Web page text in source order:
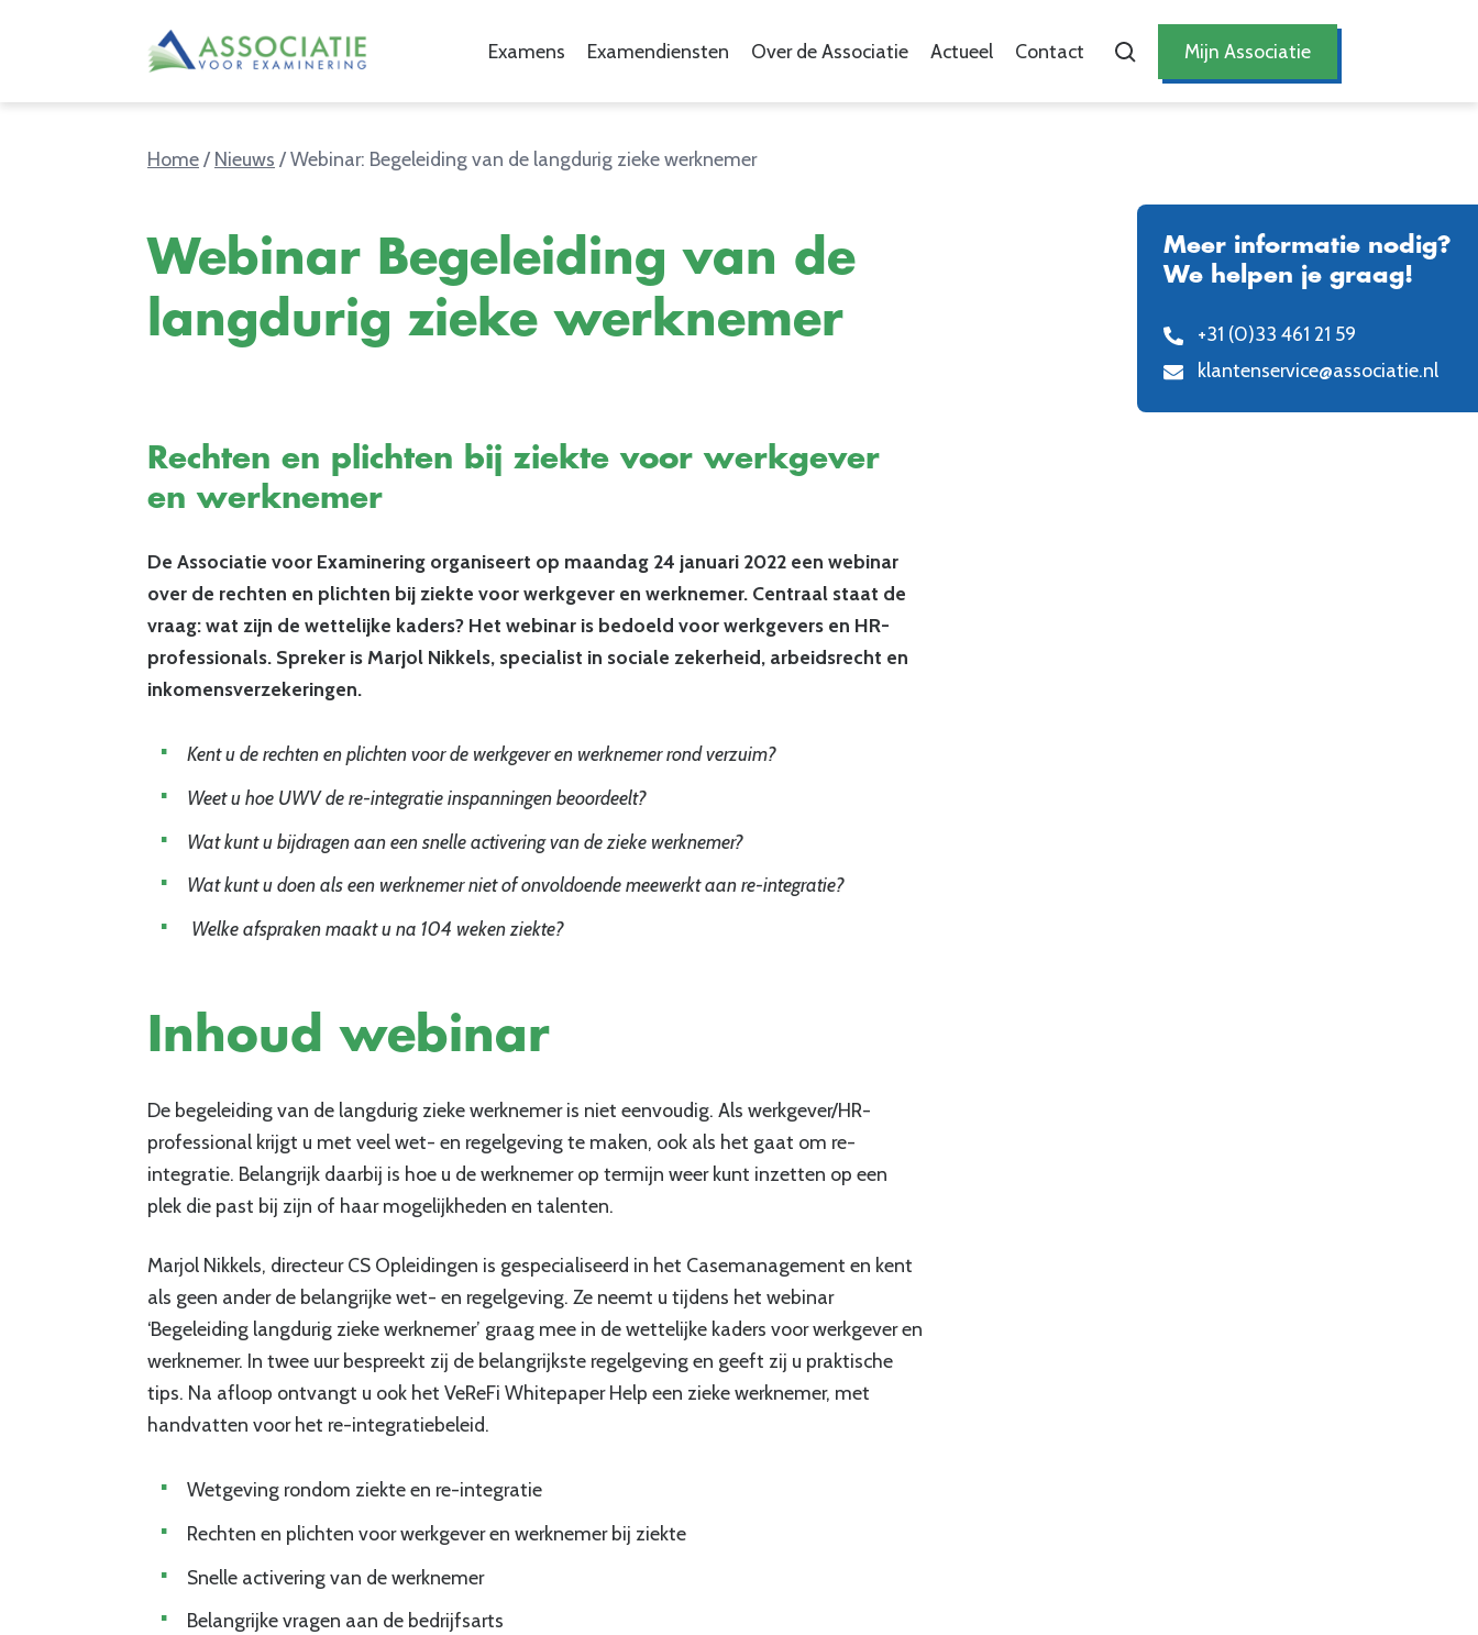
Mijn Associatie
Examens Examendiensten Over de Associatie Actueel Contact
Home/ Nieuws /Webinar: Begeleiding van de langdurig zieke werknemer
Webinar Begeleiding van de
langdurig zieke werknemer
Meer informatie nodig?
We helpen je graag!
+31 (0)33 461 21 59
klantenservice@associatie.nl
Rechten en plichten bij ziekte voor werkgever
en werknemer
De Associatie voor Examinering organiseert op maandag 24 januari 2022 een webinar
over de rechten en plichten bij ziekte voor werkgever en werknemer. Centraal staat de
vraag: wat zijn de wettelijke kaders? Het webinar is bedoeld voor werkgevers en HR-
professionals. Spreker is Marjol Nikkels, specialist in sociale zekerheid, arbeidsrecht en
inkomensverzekeringen.
Kent u de rechten en plichten voor de werkgever en werknemer rond verzuim?
Weet u hoe UWV de re-integratie inspanningen beoordeelt?
Wat kunt u bijdragen aan een snelle activering van de zieke werknemer?
Wat kunt u doen als een werknemer niet of onvoldoende meewerkt aan re-integratie?
Welke afspraken maakt u na 104 weken ziekte?
Inhoud webinar
De begeleiding van de langdurig zieke werknemer is niet eenvoudig. Als werkgever/HR-
professional krijgt u met veel wet- en regelgeving te maken, ook als het gaat om re-
integratie. Belangrijk daarbij is hoe u de werknemer op termijn weer kunt inzetten op een
plek die past bij zijn of haar mogelijkheden en talenten.
Marjol Nikkels, directeur CS Opleidingen is gespecialiseerd in het Casemanagement en kent
als geen ander de belangrijke wet- en regelgeving. Ze neemt u tijdens het webinar
‘Begeleiding langdurig zieke werknemer’ graag mee in de wettelijke kaders voor werkgever en
werknemer. In twee uur bespreekt zij de belangrijkste regelgeving en geeft zij u praktische
tips. Na afloop ontvangt u ook het VeReFi Whitepaper Help een zieke werknemer, met
handvatten voor het re-integratiebeleid.
Wetgeving rondom ziekte en re-integratie
Rechten en plichten voor werkgever en werknemer bij ziekte
Snelle activering van de werknemer
Belangrijke vragen aan de bedrijfsarts